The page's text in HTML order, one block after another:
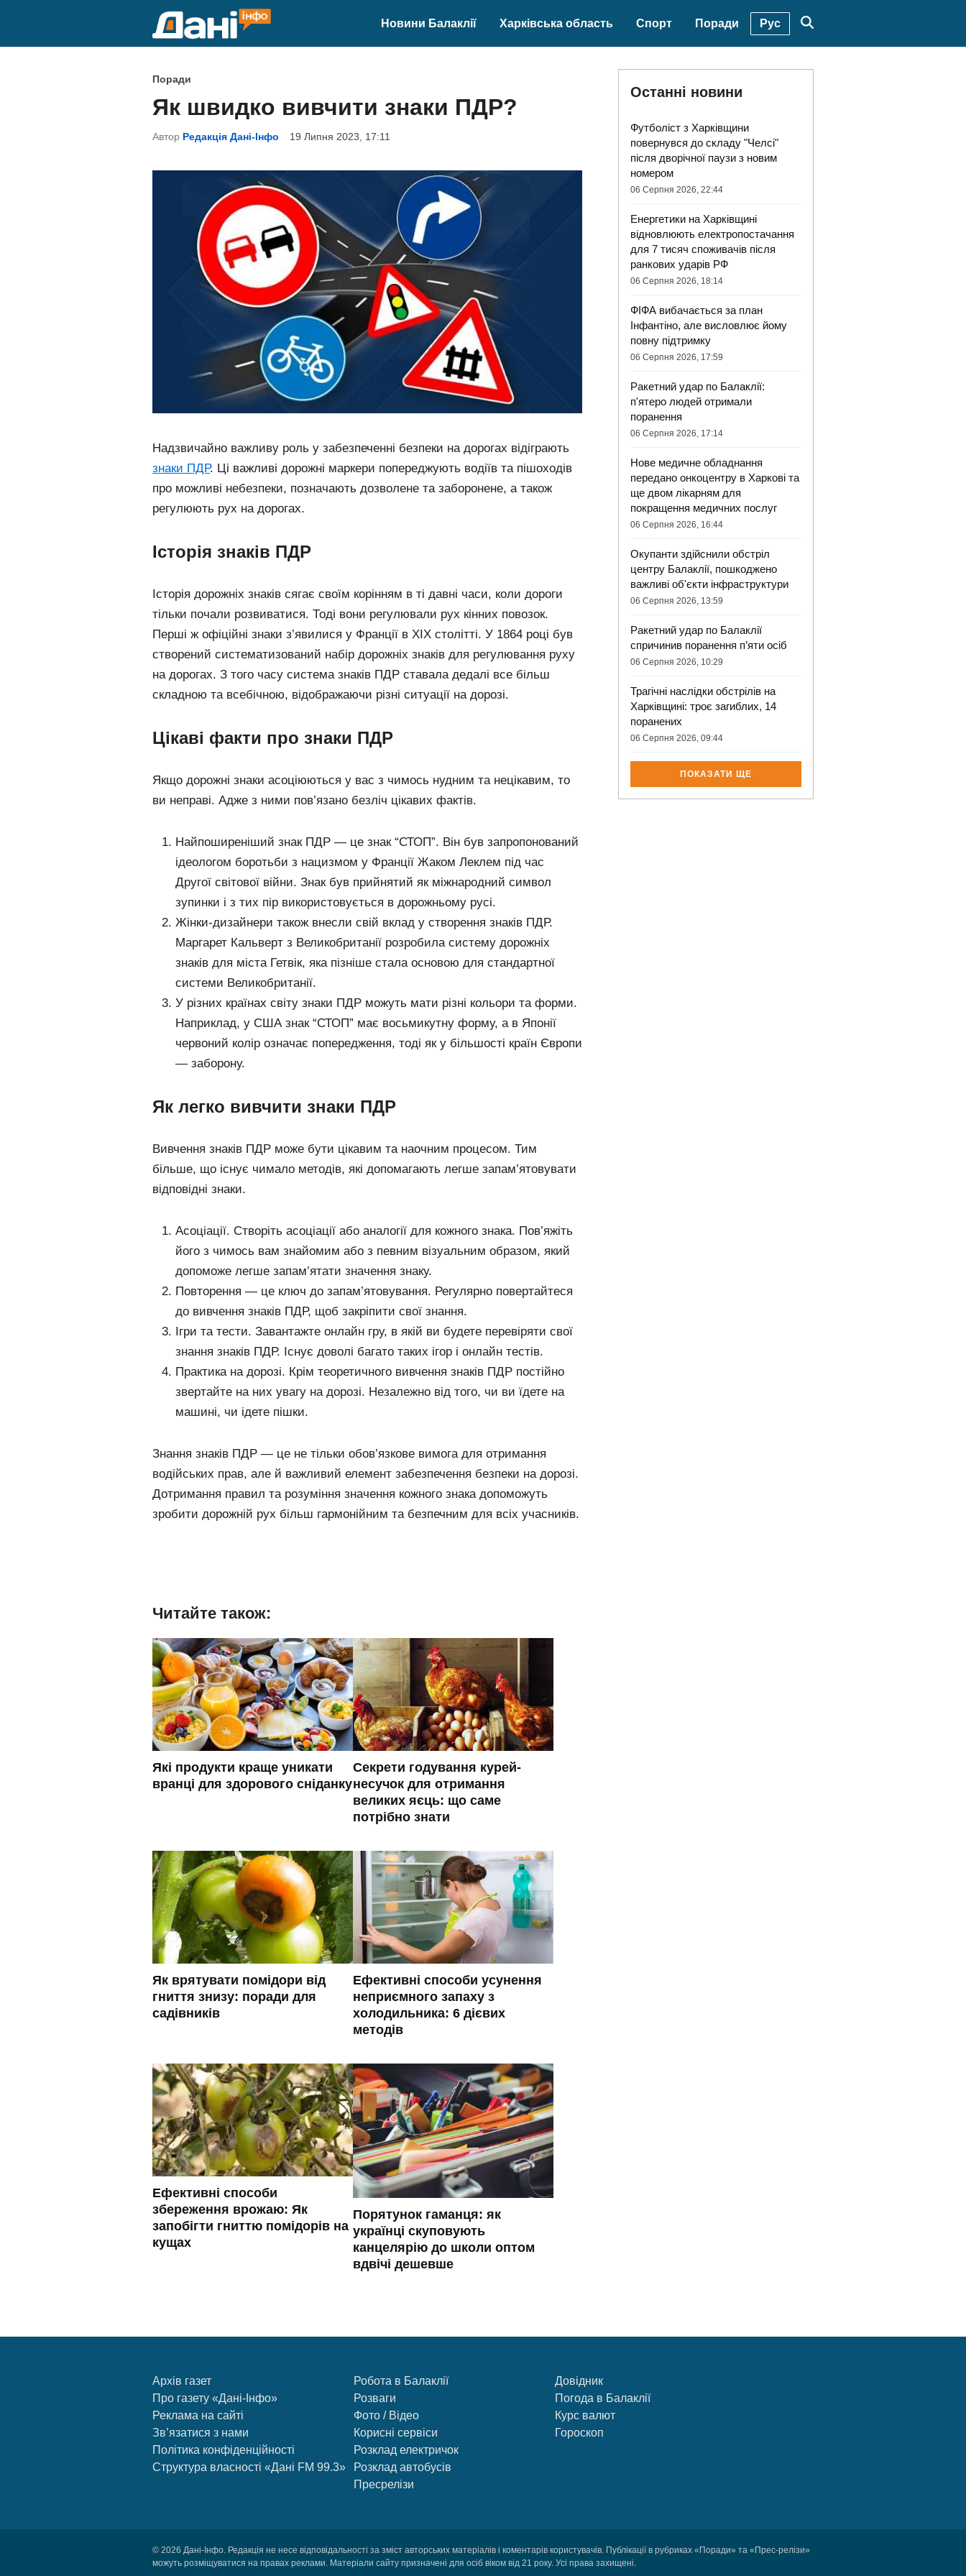
Новини Балаклії Харківська область Спорт Поради Рус
P
o
s
t
Поради
Як швидко вивчити знаки ПДР?
Автор Редакція Дані-Інфо 19 Липня 2023, 17:11
Надзвичайно важливу роль у забезпеченні безпеки на дорогах відіграють
знаки ПДР. Ці важливі дорожні маркери попереджують водіїв та пішоходів
про можливі небезпеки, позначають дозволене та заборонене, а також
регулюють рух на дорогах.
Історія знаків ПДР
Історія дорожніх знаків сягає своїм корінням в ті давні часи, коли дороги
тільки почали розвиватися. Тоді вони регулювали рух кінних повозок.
Перші ж офіційні знаки з’явилися у Франції в XIX столітті. У 1864 році був
створений систематизований набір дорожніх знаків для регулювання руху
на дорогах. З того часу система знаків ПДР ставала дедалі все більш
складною та всебічною, відображаючи різні ситуації на дорозі.
Цікаві факти про знаки ПДР
Якщо дорожні знаки асоціюються у вас з чимось нудним та нецікавим, то
ви неправі. Адже з ними пов’язано безліч цікавих фактів.
Найпоширеніший знак ПДР — це знак “СТОП”. Він був запропонований
ідеологом боротьби з нацизмом у Франції Жаком Леклем під час
Другої світової війни. Знак був прийнятий як міжнародний символ
зупинки і з тих пір використовується в дорожньому русі.
Жінки-дизайнери також внесли свій вклад у створення знаків ПДР.
Маргарет Кальверт з Великобританії розробила систему дорожніх
знаків для міста Гетвік, яка пізніше стала основою для стандартної
системи Великобританії.
У різних країнах світу знаки ПДР можуть мати різні кольори та форми.
Наприклад, у США знак “СТОП” має восьмикутну форму, а в Японії
червоний колір означає попередження, тоді як у більшості країн Європи
— заборону.
Як легко вивчити знаки ПДР
Вивчення знаків ПДР може бути цікавим та наочним процесом. Тим
більше, що існує чимало методів, які допомагають легше запам’ятовувати
відповідні знаки.
Асоціації. Створіть асоціації або аналогії для кожного знака. Пов’яжіть
його з чимось вам знайомим або з певним візуальним образом, який
допоможе легше запам’ятати значення знаку.
Повторення — це ключ до запам’ятовування. Регулярно повертайтеся
до вивчення знаків ПДР, щоб закріпити свої знання.
Ігри та тести. Завантажте онлайн гру, в якій ви будете перевіряти свої
знання знаків ПДР. Існує доволі багато таких ігор і онлайн тестів.
Практика на дорозі. Крім теоретичного вивчення знаків ПДР постійно
звертайте на них увагу на дорозі. Незалежно від того, чи ви їдете на
машині, чи ідете пішки.
Знання знаків ПДР — це не тільки обов’язкове вимога для отримання
водійських прав, але й важливий елемент забезпечення безпеки на дорозі.
Дотримання правил та розуміння значення кожного знака допоможуть
зробити дорожній рух більш гармонійним та безпечним для всіх учасників.
Читайте також:
Які продукти краще уникати
вранці для здорового сніданку
Секрети годування курей-
несучок для отримання
великих яєць: що саме
потрібно знати
Як врятувати помідори від
гниття знизу: поради для
садівників
Ефективні способи усунення
неприємного запаху з
холодильника: 6 дієвих
методів
Ефективні способи
збереження врожаю: Як
запобігти гниттю помідорів на
кущах
Порятунок гаманця: як
українці скуповують
канцелярію до школи оптом
вдвічі дешевше
Останні новини
Футболіст з Харківщини
повернувся до складу "Челсі"
після дворічної паузи з новим
номером
06 Серпня 2026, 22:44
Енергетики на Харківщині
відновлюють електропостачання
для 7 тисяч споживачів після
ранкових ударів РФ
06 Серпня 2026, 18:14
ФІФА вибачається за план
Інфантіно, але висловлює йому
повну підтримку
06 Серпня 2026, 17:59
Ракетний удар по Балаклії:
п'ятеро людей отримали
поранення
06 Серпня 2026, 17:14
Нове медичне обладнання
передано онкоцентру в Харкові та
ще двом лікарням для
покращення медичних послуг
06 Серпня 2026, 16:44
Окупанти здійснили обстріл
центру Балаклії, пошкоджено
важливі об'єкти інфраструктури
06 Серпня 2026, 13:59
Ракетний удар по Балаклії
спричинив поранення п’яти осіб
06 Серпня 2026, 10:29
Трагічні наслідки обстрілів на
Харківщині: троє загиблих, 14
поранених
06 Серпня 2026, 09:44
ПОКАЗАТИ ЩЕ
Архів газет
Про газету «Дані-Інфо»
Реклама на сайті
Зв’язатися з нами
Політика конфіденційності
Структура власності «Дані FM 99.3»
Робота в Балаклії
Розваги
Фото / Відео
Корисні сервіси
Розклад електричок
Розклад автобусів
Пресрелізи
Довідник
Погода в Балаклії
Курс валют
Гороскоп
© 2026 Дані-Інфо. Редакція не несе відповідальності за зміст авторських матеріалів і коментарів користувачів. Публікації в рубриках «Поради» та «Прес-релізи»
можуть розміщуватися на правах реклами. Матеріали сайту призначені для осіб віком від 21 року. Усі права захищені.